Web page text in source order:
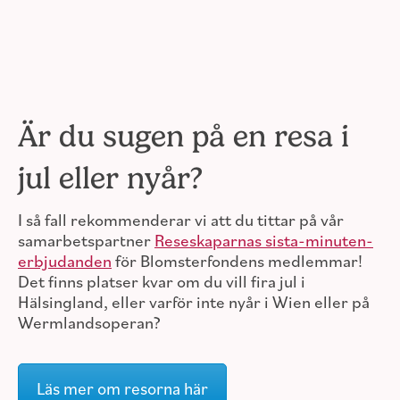
Är du sugen på en resa i
jul eller nyår?
I så fall rekommenderar vi att du tittar på vår
samarbetspartner Reseskaparnas sista-minuten-
erbjudanden för Blomsterfondens medlemmar!
Det finns platser kvar om du vill fira jul i
Hälsingland, eller varför inte nyår i Wien eller på
Wermlandsoperan?
Läs mer om resorna här